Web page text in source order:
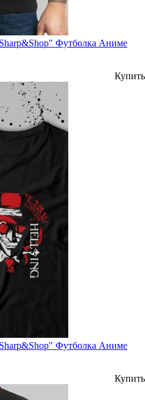
Футболка Аниме
Купить
Футболка Аниме
Купить